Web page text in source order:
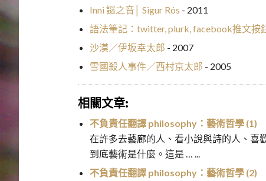
Inni 謎之音│ Sigur Rós - 2011
語法筆記：twitter, plurk, facebook推文按
沙漠／伊坂幸太郎 - 2007
雪國殺人事件／西村京太郎 - 2005
相關文章:
不負責任翻譯 philosophy：藝術哲學 (1)
在許多去藝廊的人、看小說與詩的人、喜
到底藝術是什麼。這是 … ...
不負責任翻譯 philosophy：藝術哲學 (2)